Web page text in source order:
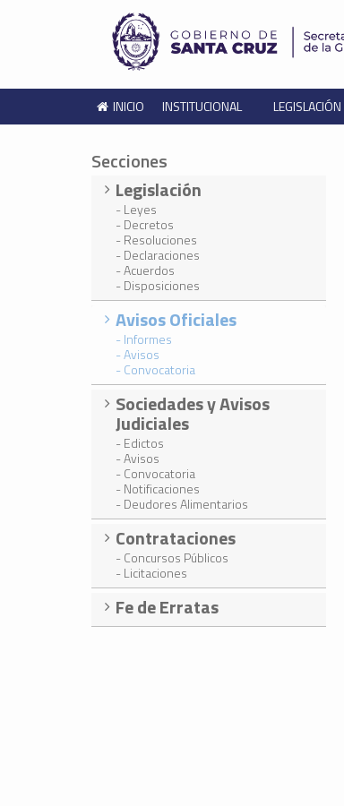
INICIO INSTITUCIONAL LEGISLACIÓN
Secciones
Legislación
- Leyes
- Decretos
- Resoluciones
- Declaraciones
- Acuerdos
- Disposiciones
Avisos Oficiales
- Informes
- Avisos
- Convocatoria
Sociedades y Avisos
Judiciales
- Edictos
- Avisos
- Convocatoria
- Notificaciones
- Deudores Alimentarios
Contrataciones
- Concursos Públicos
- Licitaciones
Fe de Erratas